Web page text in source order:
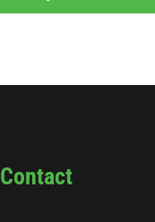
Contact